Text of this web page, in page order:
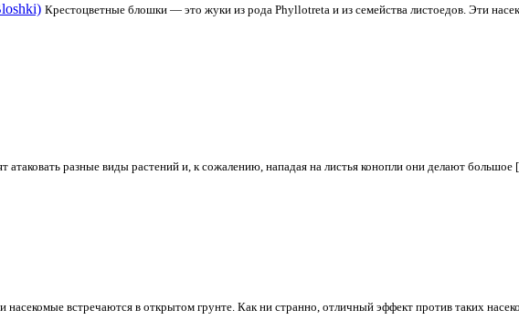
Крестоцветные блошки — это жуки из рода Phyllotreta и из семейства листоедов. Эти
атаковать разные виды растений и, к сожалению, нападая на листья конопли они делают
насекомые встречаются в открытом грунте. Как ни странно, отличный эффект против таких